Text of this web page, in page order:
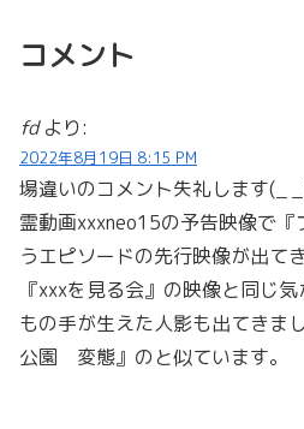
コメント
fd より:
2022年8月19日 8:15 PM
場違いのコメント失礼します(_
霊動画xxxneo15の予告映像で
うエピソードの先行映像が出て
『xxxを見る会』の映像と同じ
もの手が生えた人影も出てきま
公園 変態』のと似ています。